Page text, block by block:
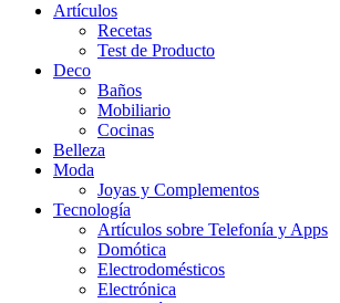
Artículos
Recetas
Test de Producto
Deco
Baños
Mobiliario
Cocinas
Belleza
Moda
Joyas y Complementos
Tecnología
Artículos sobre Telefonía y Apps
Domótica
Electrodomésticos
Electrónica